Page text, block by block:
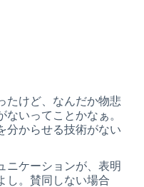
たけど、なんだか物悲
ないってことかなぁ。
分からせる技術がない
ニケーションが、表明
し。賛同しない場合